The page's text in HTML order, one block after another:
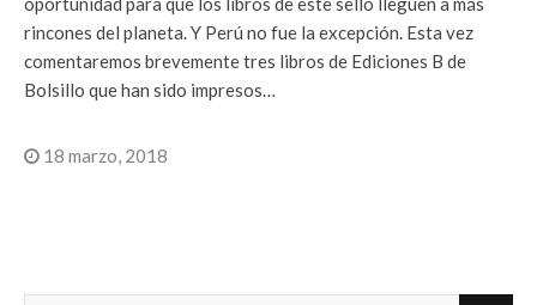
rincones del planeta. Y Perú no fue la excepción. Esta vez
comentaremos brevemente tres libros de Ediciones B de
Bolsillo que han sido impresos…
18 marzo, 2018